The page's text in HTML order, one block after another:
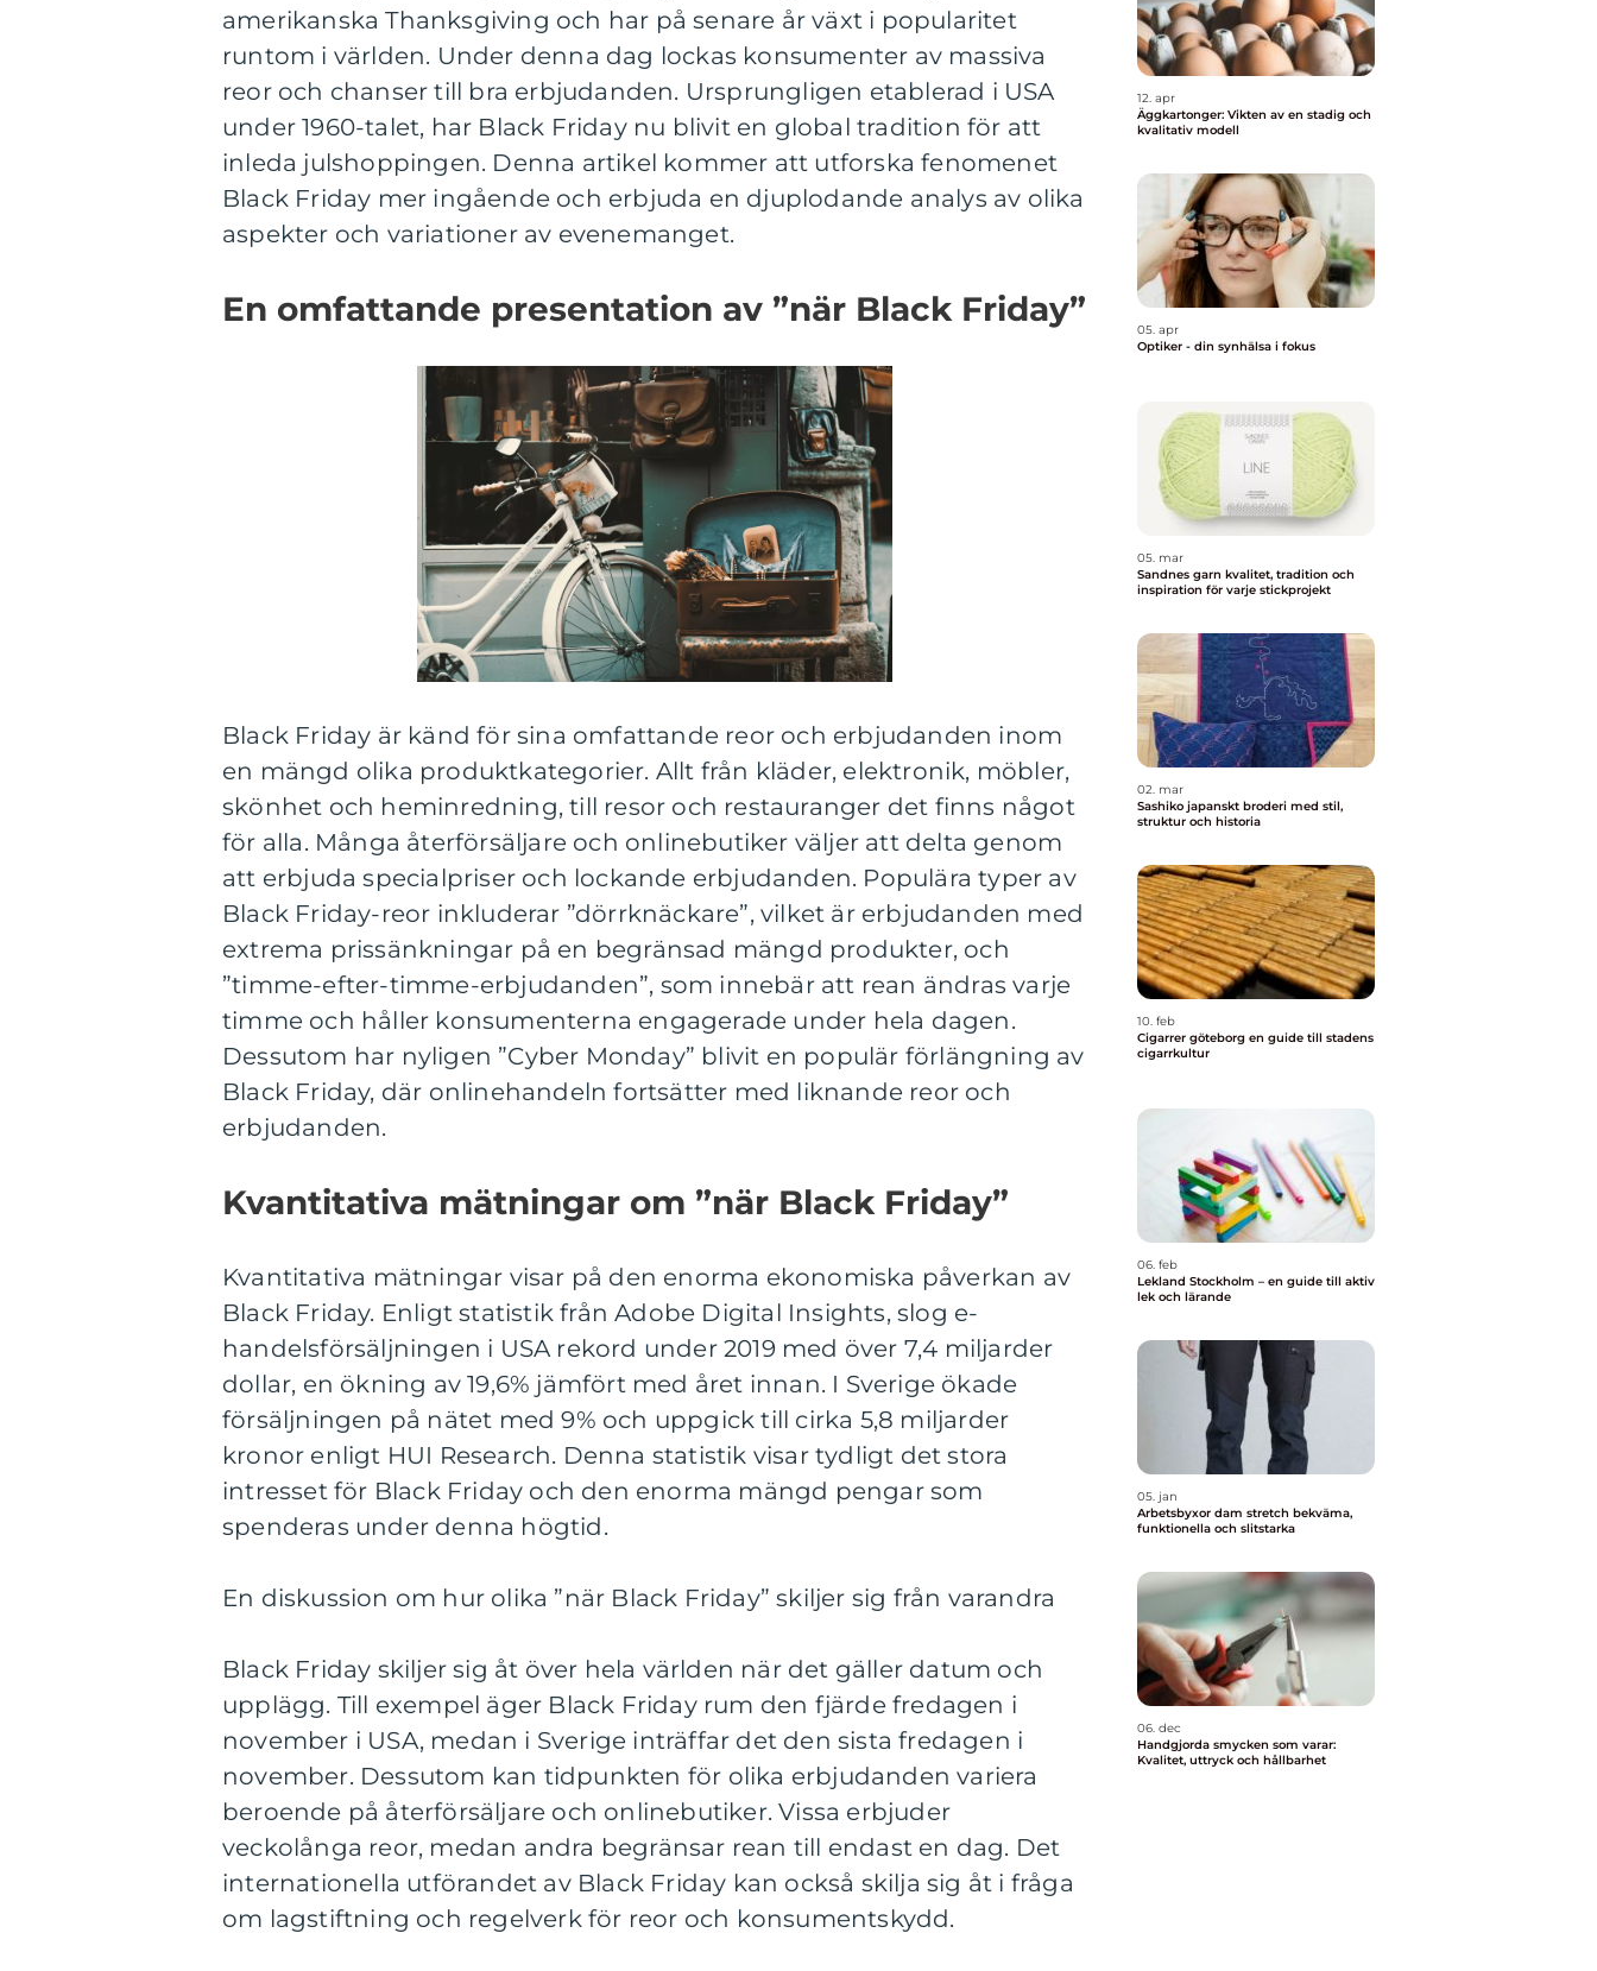
amerikanska Thanksgiving och har på senare år växt i popularitet
runtom i världen. Under denna dag lockas konsumenter av massiva
reor och chanser till bra erbjudanden. Ursprungligen etablerad i USA
under 1960-talet, har Black Friday nu blivit en global tradition för att
inleda julshoppingen. Denna artikel kommer att utforska fenomenet
Black Friday mer ingående och erbjuda en djuplodande analys av olika
aspekter och variationer av evenemanget.
En omfattande presentation av ”när Black Friday”
Black Friday är känd för sina omfattande reor och erbjudanden inom
en mängd olika produktkategorier. Allt från kläder, elektronik, möbler,
skönhet och heminredning, till resor och restauranger det finns något
för alla. Många återförsäljare och onlinebutiker väljer att delta genom
att erbjuda specialpriser och lockande erbjudanden. Populära typer av
Black Friday-reor inkluderar ”dörrknäckare”, vilket är erbjudanden med
extrema prissänkningar på en begränsad mängd produkter, och
”timme-efter-timme-erbjudanden”, som innebär att rean ändras varje
timme och håller konsumenterna engagerade under hela dagen.
Dessutom har nyligen ”Cyber Monday” blivit en populär förlängning av
Black Friday, där onlinehandeln fortsätter med liknande reor och
erbjudanden.
Kvantitativa mätningar om ”när Black Friday”
Kvantitativa mätningar visar på den enorma ekonomiska påverkan av
Black Friday. Enligt statistik från Adobe Digital Insights, slog e-
handelsförsäljningen i USA rekord under 2019 med över 7,4 miljarder
dollar, en ökning av 19,6% jämfört med året innan. I Sverige ökade
försäljningen på nätet med 9% och uppgick till cirka 5,8 miljarder
kronor enligt HUI Research. Denna statistik visar tydligt det stora
intresset för Black Friday och den enorma mängd pengar som
spenderas under denna högtid.
En diskussion om hur olika ”när Black Friday” skiljer sig från varandra
Black Friday skiljer sig åt över hela världen när det gäller datum och
upplägg. Till exempel äger Black Friday rum den fjärde fredagen i
november i USA, medan i Sverige inträffar det den sista fredagen i
november. Dessutom kan tidpunkten för olika erbjudanden variera
beroende på återförsäljare och onlinebutiker. Vissa erbjuder
veckolånga reor, medan andra begränsar rean till endast en dag. Det
internationella utförandet av Black Friday kan också skilja sig åt i fråga
om lagstiftning och regelverk för reor och konsumentskydd.
12. apr
Äggkartonger: Vikten av en stadig och
kvalitativ modell
05. apr
Optiker - din synhälsa i fokus
05. mar
Sandnes garn kvalitet, tradition och
inspiration för varje stickprojekt
02. mar
Sashiko japanskt broderi med stil,
struktur och historia
10. feb
Cigarrer göteborg en guide till stadens
cigarrkultur
06. feb
Lekland Stockholm – en guide till aktiv
lek och lärande
05. jan
Arbetsbyxor dam stretch bekväma,
funktionella och slitstarka
06. dec
Handgjorda smycken som varar:
Kvalitet, uttryck och hållbarhet